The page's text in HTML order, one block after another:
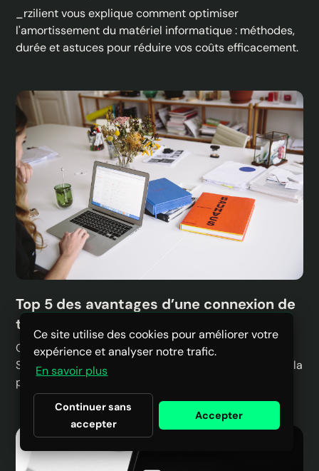
Ce site utilise des cookies pour améliorer votre
expérience et analyser notre trafic.
En savoir plus
Continuer sans
accepter
Accepter
_rzilient vous explique comment optimiser
l'amortissement du matériel informatique : méthodes,
durée et astuces pour réduire vos coûts efficacement.
Top 5 des avantages d’une connexion de
ton SIRH avec rzilient
Optimise la gestion de ton parc iT avec la connexion
SIRH-rzilient : automatise, gagne du temps et reste à la
pointe de la technologie. Découvre les avantages !